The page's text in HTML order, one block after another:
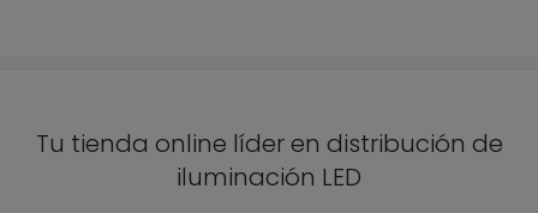
Tu tienda online líder en distribución de
iluminación LED